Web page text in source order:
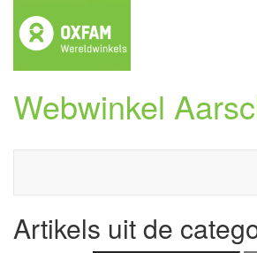
Webwinkel
Artikels uit de